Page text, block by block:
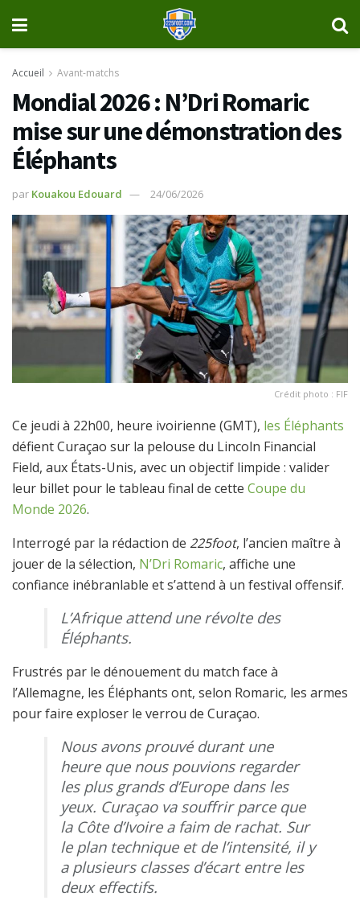
Accueil Avant-matchs
Mondial 2026 : N’Dri Romaric
mise sur une démonstration des
Éléphants
par Kouakou Edouard 24/06/2026
Crédit photo : FIF
Ce jeudi à 22h00, heure ivoirienne (GMT), les Éléphants
défient Curaçao sur la pelouse du Lincoln Financial
Field, aux États-Unis, avec un objectif limpide : valider
leur billet pour le tableau final de cette Coupe du
Monde 2026.
Interrogé par la rédaction de 225foot, l’ancien maître à
jouer de la sélection, N’Dri Romaric, affiche une
confiance inébranlable et s’attend à un festival offensif.
L’Afrique attend une révolte des
Éléphants.
Frustrés par le dénouement du match face à
l’Allemagne, les Éléphants ont, selon Romaric, les armes
pour faire exploser le verrou de Curaçao.
Nous avons prouvé durant une
heure que nous pouvions regarder
les plus grands d’Europe dans les
yeux. Curaçao va souffrir parce que
la Côte d’Ivoire a faim de rachat. Sur
le plan technique et de l’intensité, il y
a plusieurs classes d’écart entre les
deux effectifs.